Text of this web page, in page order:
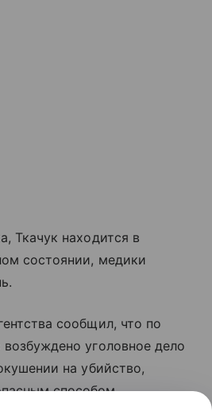
Ткачук находится в
состоянии, медики
сообщил, что по
уголовное дело
на убийство,
способом.